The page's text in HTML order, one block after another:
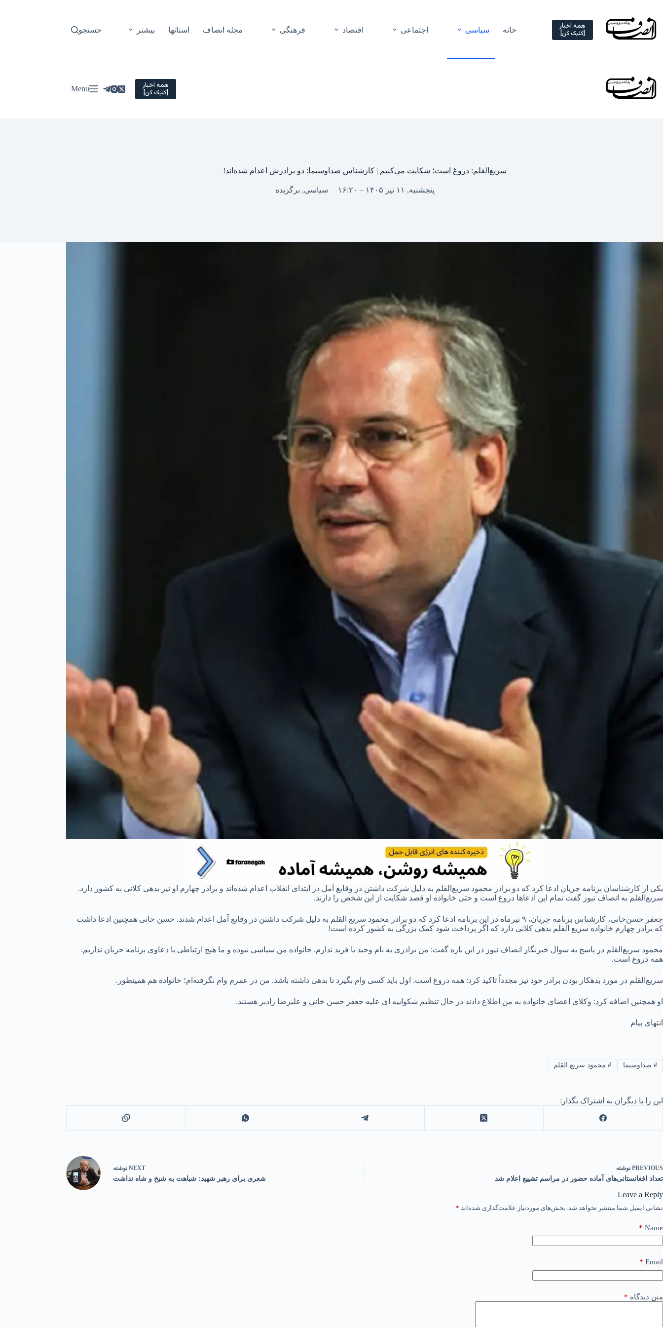
content
همه اخبار
[کلیک کن] خانه سیاسی اجتماعی اقتصاد فرهنگی مجله انصاف استانها بیشتر جستجو
همه اخبار
[کلیک کن] Menu
سریع‌القلم: دروغ است؛ شکایت می‌کنیم | کارشناس صداوسیما: دو برادرش اعدام شده‌اند!
پنجشنبه, ۱۱ تیر ۱۴۰۵ – ۱۶:۲۰ سیاسی, برگزیده
یکی از کارشناسان برنامه جریان ادعا کرد که دو برادر محمود سریع‌القلم به دلیل شرکت داشتن در وقایع آمل در ابتدای انقلاب اعدام شده‌اند و برادر چهارم او نیز بدهی کلانی به کشور دارد.
سریع‌القلم به انصاف نیوز گفت تمام این ادعاها دروغ است و حتی خانواده او قصد شکایت از این شخص را دارند.
جعفر حسن‌خانی، کارشناس برنامه جریان، ۹ تیرماه در این برنامه ادعا کرد که دو برادر محمود سریع القلم به دلیل شرکت داشتن در وقایع آمل اعدام شدند. حسن خانی همچنین ادعا داشت
که برادر چهارم خانواده سریع القلم بدهی کلانی دارد که اگر پرداخت شود کمک بزرگی به کشور کرده است!
محمود سریع‌القلم در پاسخ به سوال خبرنگار انصاف نیوز در این باره گفت: من برادری به نام وحید یا فرید ندارم. خانواده من سیاسی نبوده و ما هیچ ارتباطی با دعاوی برنامه جریان نداریم.
همه دروغ است.
سریع‌القلم در مورد بدهکار بودن برادر خود نیز مجدداً تاکید کرد: همه دروغ است. اول باید کسی وام بگیرد تا بدهی داشته باشد. من در عمرم وام نگرفته‌ام؛ خانواده هم‌ همینطور.
او همچنین اضافه کرد: وکلای اعضای خانواده به من اطلاع دادند در حال تنظیم شکواییه ای علیه جعفر حسن خانی و علیرضا زادبر هستند.
انتهای پیام
#صداوسیما #محمود سریع القلم
این را با دیگران به اشتراک بگذار:
PREVIOUS نوشته
تعداد افغانستانی‌های آماده حضور در مراسم تشییع اعلام شد
NEXT نوشته
شعری برای رهبر شهید: شباهت به شیخ و شاه نداشت
Leave a Reply
نشانی ایمیل شما منتشر نخواهد شد. بخش‌های موردنیاز علامت‌گذاری شده‌اند *
Name
*
Email
*
متن دیدگاه *